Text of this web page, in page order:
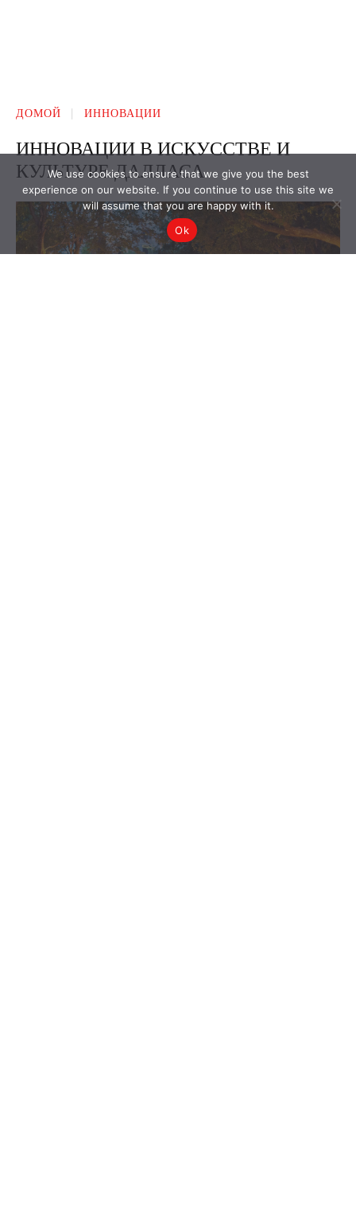
We use cookies to ensure that we give you the best
experience on our website. If you continue to use this site we
will assume that you are happy with it.
Ok